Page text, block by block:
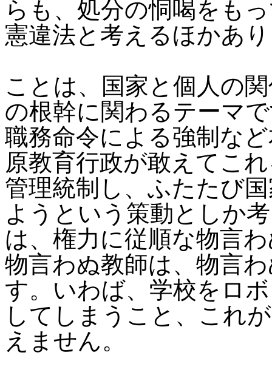
らも、処分の恫喝をも
憲違法と考えるほかあ
ことは、国家と個人の
の根幹に関わるテーマ
職務命令による強制な
原教育行政が敢えてこ
管理統制し、ふたたび
ようという策動としか
は、権力に従順な物言
物言わぬ教師は、物言
す。いわば、学校をロ
してしまうこと、これ
えません。